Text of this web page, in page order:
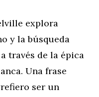
explora
y la búsqueda
través de la épica
Una frase
ser un